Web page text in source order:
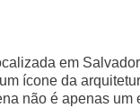
em
ícone da
não é apenas